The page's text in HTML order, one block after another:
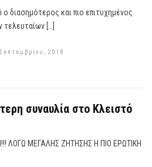
διασημότερος και πιο επιτυχημένος
[…]
2018
συναυλία στο Κλειστό
ΛΟΓΩ ΜΕΓΑΛΗΣ ΖΗΤΗΣΗΣ Η ΠΙΟ ΕΡΩΤΙΚΗ